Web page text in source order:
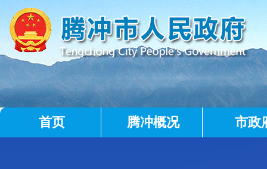
首页 腾冲概况 市政